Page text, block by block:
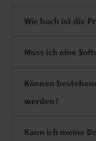
Wie hoch ist die
Muss ich eine
Können
werden?
Kann ich meine